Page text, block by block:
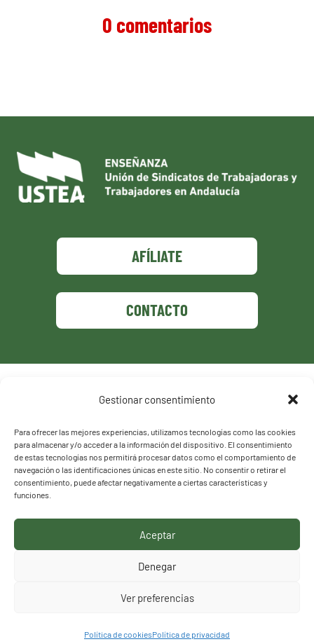
Gestionar consentimiento
Para ofrecer las mejores experiencias, utilizamos tecnologías como las cookies
para almacenar y/o acceder a la información del dispositivo. El consentimiento
de estas tecnologías nos permitirá procesar datos como el comportamiento de
navegación o las identificaciones únicas en este sitio. No consentir o retirar el
consentimiento, puede afectar negativamente a ciertas características y
funciones.
Aceptar
Denegar
Ver preferencias
Política de cookiesPolítica de privacidad
0 comentarios
AFÍLIATE
CONTACTO
Política de privacidad
HACEMOS LO QUE
DECIMOS, DECIMOS LO
QUE HACEMOS